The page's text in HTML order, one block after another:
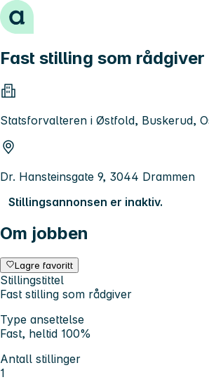
Hopp til innhold
Fast stilling som rådgiver
Statsforvalteren i Østfold, Buskerud,
Dr. Hansteinsgate 9, 3044 Drammen
Stillingsannonsen er inaktiv.
Om jobben
Lagre favoritt
Stillingstittel
Fast stilling som rådgiver
Type ansettelse
Fast, heltid 100%
Antall stillinger
1